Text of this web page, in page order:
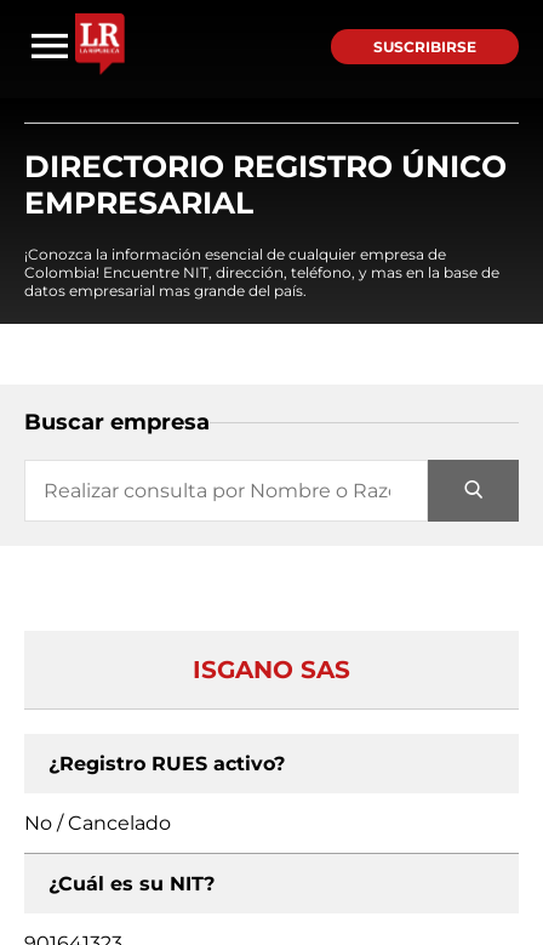
SUSCRIBIRSE
DIRECTORIO REGISTRO ÚNICO
EMPRESARIAL
¡Conozca la información esencial de cualquier empresa de
Colombia! Encuentre NIT, dirección, teléfono, y mas en la base de
datos empresarial mas grande del país.
Buscar empresa
ISGANO SAS
¿Registro RUES activo?
No / Cancelado
¿Cuál es su NIT?